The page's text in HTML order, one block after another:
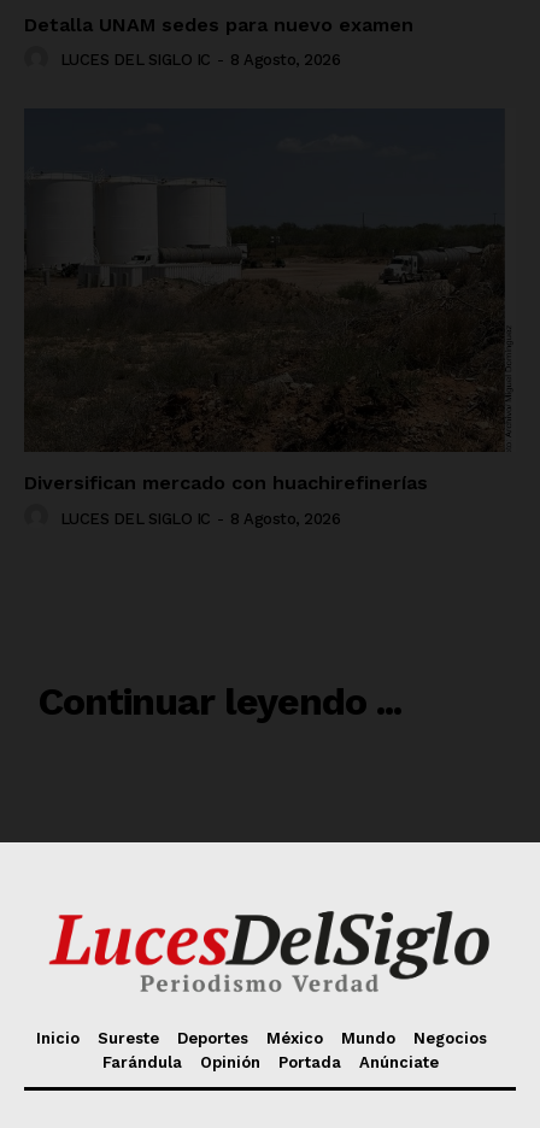
Inicio Sureste Deportes México Mundo
Negocios
Farándula
Opinión Portada Anúnciate